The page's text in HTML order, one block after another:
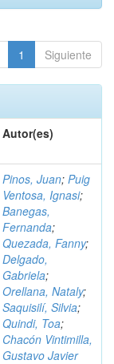
1 Siguiente
Autor(es)
Pinos, Juan; Puig
Ventosa, Ignasi;
Banegas,
Fernanda;
Quezada, Fanny;
Delgado,
Gabriela;
Orellana, Nataly;
Saquisilí, Silvia;
Quindi, Toa;
Chacón Vintimilla,
Gustavo Javier